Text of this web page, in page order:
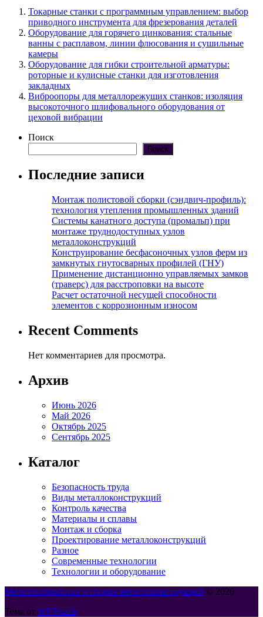
Токарные станки с программным управлением: выбор
приводного инструмента для фрезерования деталей
Оборудование для горячего цинкования: стальные
ванны с расплавом, линии флюсования и сушильные
камеры
Оборудование для гибки строительной арматуры:
роторные и кулисные станки для изготовления
закладных
Виброопоры для металлорежущих станков: изоляция
высокоточного шлифовального оборудования от
цеховой вибрации
Поиск
Поиск
Последние записи
Монтаж полистовой сборки (сэндвич-профиль):
технология утепления промышленных зданий
Системы канатного доступа (промальп) при
монтаже труднодоступных узлов
металлоконструкций
Конструирование бесфасоночных узлов ферм из
замкнутых гнутосварных профилей (ГНУ)
Применение дистанционно управляемых замков
(траверс) для расстроповки на высоте
Расчет остаточной несущей способности
элементов с коррозионным износом
Recent Comments
Нет комментариев для просмотра.
Архив
Июнь 2026
Май 2026
Октябрь 2025
Сентябрь 2025
Каталог
Безопасность труда
Виды металлоконструкций
Контроль качества
Материалы и сплавы
Монтаж и сборка
Проектирование металлоконструкций
Разное
Современные технологии
Технологии и оборудование
Металлообработка и сборка металлоконструкций © 2026
Тема от WP Puzzle